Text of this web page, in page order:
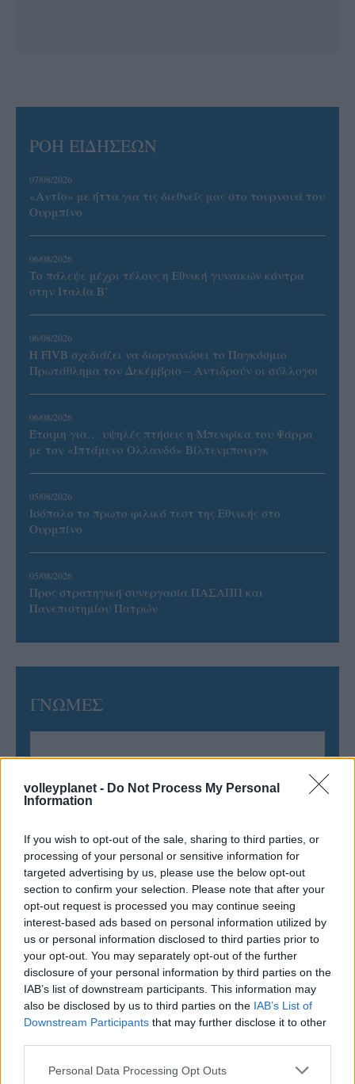
volleyplanet - Do Not Process My Personal
Information
If you wish to opt-out of the sale, sharing to third parties, or
processing of your personal or sensitive information for
targeted advertising by us, please use the below opt-out
section to confirm your selection. Please note that after your
opt-out request is processed you may continue seeing
interest-based ads based on personal information utilized by
us or personal information disclosed to third parties prior to
your opt-out. You may separately opt-out of the further
disclosure of your personal information by third parties on the
IAB’s list of downstream participants. This information may
also be disclosed by us to third parties on the IAB’s List of
Downstream Participants that may further disclose it to other
Please note that this website/app uses one or more Google
Personal Data Processing Opt Outs
ΡΟΗ ΕΙΔΗΣΕΩΝ
07/08/2026
«Αντίο» με ήττα για τις διεθνείς μας στο τουρνουά του
Ουρμπίνο
06/08/2026
Το πάλεψε μέχρι τέλους η Εθνική γυναικών κόντρα
στην Ιταλία Β’
06/08/2026
Η FIVB σχεδιάζει να διοργανώσει το Παγκόσμιο
Πρωτάθλημα τον Δεκέμβριο – Αντιδρούν οι σύλλογοι
06/08/2026
Έτοιμη για… υψηλές πτήσεις η Μπενφίκα του Ψάρρα
με τον «Ιπτάμενο Ολλανδό» Βίλτενμπουργκ
05/08/2026
Ισόπαλο το πρωτο φιλικό τεστ της Εθνικής στο
Ουρμπίνο
05/08/2026
Προς στρατηγική συνεργασία ΠΑΣΑΠΠ και
Πανεπιστημίου Πατρών
ΓΝΩΜΕΣ
11/03/2026
ευρωπαϊκό ραντεβού του
Παναθηναϊκού με την
ΗΛΙΑΣ ΠΑΠΑΪΩΑΝΝΟΥ
08/03/2026
Αναγνώριση και σεβασμός
οι σημαντικότερες νίκες του
Α.Ο. Θήρας